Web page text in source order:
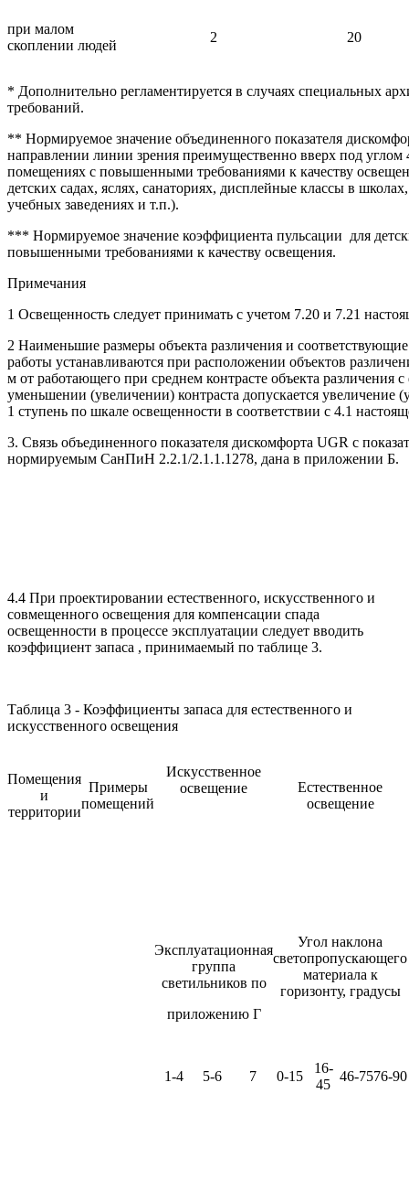
при малом
скоплении людей
2 20
* Дополнительно регламентируется в случаях специальных
требований.
** Нормируемое значение объединенного показателя
направлении линии зрения преимущественно вверх под углом
помещениях с повышенными требованиями к качеству
детских садах, яслях, санаториях, дисплейные классы в
учебных заведениях и т.п.).
*** Нормируемое значение коэффициента пульсации для
повышенными требованиями к качеству освещения.
Примечания
1 Освещенность следует принимать с учетом 7.20 и 7.21
2 Наименьшие размеры объекта различения и
работы устанавливаются при расположении объектов
м от работающего при среднем контрасте объекта
уменьшении (увеличении) контраста допускается увеличение
1 ступень по шкале освещенности в соответствии с 4.1
3. Связь объединенного показателя дискомфорта UGR с
нормируемым СанПиН 2.2.1/2.1.1.1278, дана в приложении Б.
4.4 При проектировании естественного, искусственного и
совмещенного освещения для компенсации спада
освещенности в процессе эксплуатации следует вводить
коэффициент запаса , принимаемый по таблице 3.
Таблица 3 - Коэффициенты запаса для естественного и
искусственного освещения
Помещения
и
территории
Примеры
помещений
Искусственное
освещение
Естественное
освещение
Эксплуатационная
группа
светильников по
приложению Г
Угол наклона
светопропускающего
материала к
горизонту, градусы
1-4 5-6 7 0-15
16-
45
46-7576-90